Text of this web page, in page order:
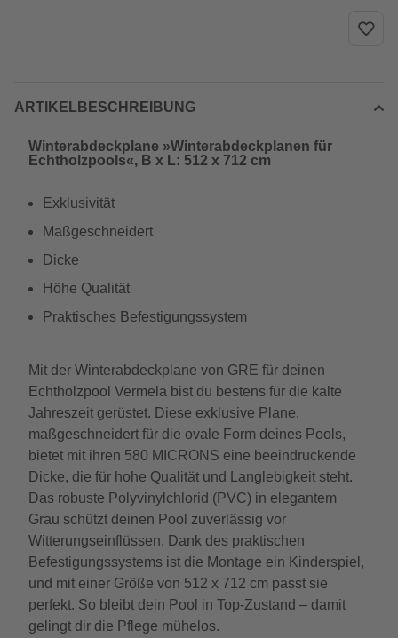
ARTIKELBESCHREIBUNG
Winterabdeckplane »Winterabdeckplanen für
Echtholzpools«, B x L: 512 x 712 cm
Exklusivität
Maßgeschneidert
Dicke
Höhe Qualität
Praktisches Befestigungssystem
Mit der Winterabdeckplane von GRE für deinen
Echtholzpool Vermela bist du bestens für die kalte
Jahreszeit gerüstet. Diese exklusive Plane,
maßgeschneidert für die ovale Form deines Pools,
bietet mit ihren 580 MICRONS eine beeindruckende
Dicke, die für hohe Qualität und Langlebigkeit steht.
Das robuste Polyvinylchlorid (PVC) in elegantem
Grau schützt deinen Pool zuverlässig vor
Witterungseinflüssen. Dank des praktischen
Befestigungssystems ist die Montage ein Kinderspiel,
und mit einer Größe von 512 x 712 cm passt sie
perfekt. So bleibt dein Pool in Top-Zustand – damit
gelingt dir die Pflege mühelos.